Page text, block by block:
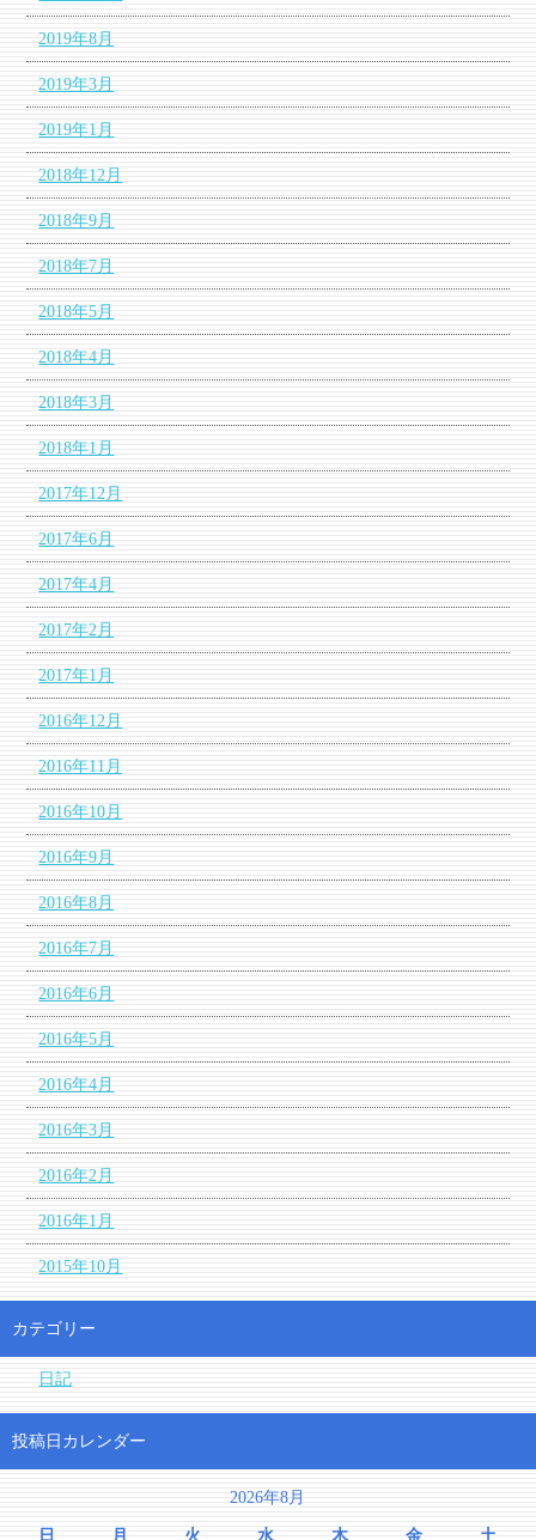
2019年8月
2019年3月
2019年1月
2018年12月
2018年9月
2018年7月
2018年5月
2018年4月
2018年3月
2018年1月
2017年12月
2017年6月
2017年4月
2017年2月
2017年1月
2016年12月
2016年11月
2016年10月
2016年9月
2016年8月
2016年7月
2016年6月
2016年5月
2016年4月
2016年3月
2016年2月
2016年1月
2015年10月
カテゴリー
日記
投稿日カレンダー
2026年8月
日 月 火 水 木 金 土